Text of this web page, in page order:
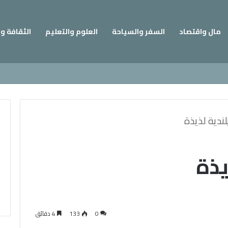
مال واقتصاد السفر والسياحة العلوم والتعليم الثقافة
لذيذة
0
133